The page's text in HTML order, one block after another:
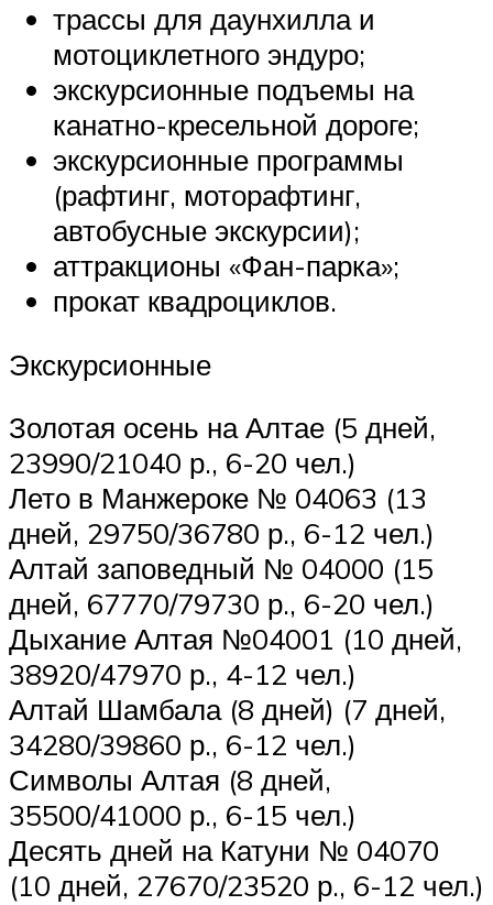
трассы для даунхилла и
мотоциклетного эндуро;
экскурсионные подъемы на
канатно-кресельной дороге;
экскурсионные программы
(рафтинг, моторафтинг,
автобусные экскурсии);
аттракционы «Фан-парка»;
прокат квадроциклов.
Экскурсионные
Золотая осень на Алтае (5 дней,
23990/21040 р., 6-20 чел.)
Лето в Манжероке № 04063 (13
дней, 29750/36780 р., 6-12 чел.)
Алтай заповедный № 04000 (15
дней, 67770/79730 р., 6-20 чел.)
Дыхание Алтая №04001 (10 дней,
38920/47970 р., 4-12 чел.)
Алтай Шамбала (8 дней) (7 дней,
34280/39860 р., 6-12 чел.)
Символы Алтая (8 дней,
35500/41000 р., 6-15 чел.)
Десять дней на Катуни № 04070
(10 дней, 27670/23520 р., 6-12 чел.)